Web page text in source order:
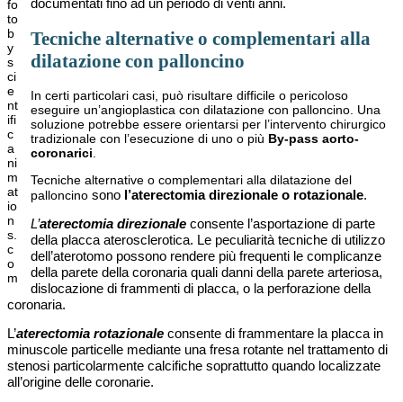
fo
to
b
y
s
ci
e
nt
ifi
c
a
ni
m
at
io
n
s.
c
o
m
documentati fino ad un periodo di venti anni.
Tecniche alternative o complementari alla
dilatazione con palloncino
In certi particolari casi, può risultare difficile o pericoloso
eseguire un’angioplastica con dilatazione con palloncino. Una
soluzione potrebbe essere orientarsi per l’intervento chirurgico
tradizionale con l’esecuzione di uno o più By-pass aorto-
coronarici.
Tecniche alternative o complementari alla dilatazione del
palloncino sono l’aterectomia direzionale o rotazionale.
L’aterectomia direzionale consente l’asportazione di parte
della placca aterosclerotica. Le peculiarità tecniche di utilizzo
dell’aterotomo possono rendere più frequenti le complicanze
della parete della coronaria quali danni della parete arteriosa,
dislocazione di frammenti di placca, o la perforazione della
coronaria.
L’aterectomia rotazionale consente di frammentare la placca in
minuscole particelle mediante una fresa rotante nel trattamento di
stenosi particolarmente calcifiche soprattutto quando localizzate
all’origine delle coronarie.